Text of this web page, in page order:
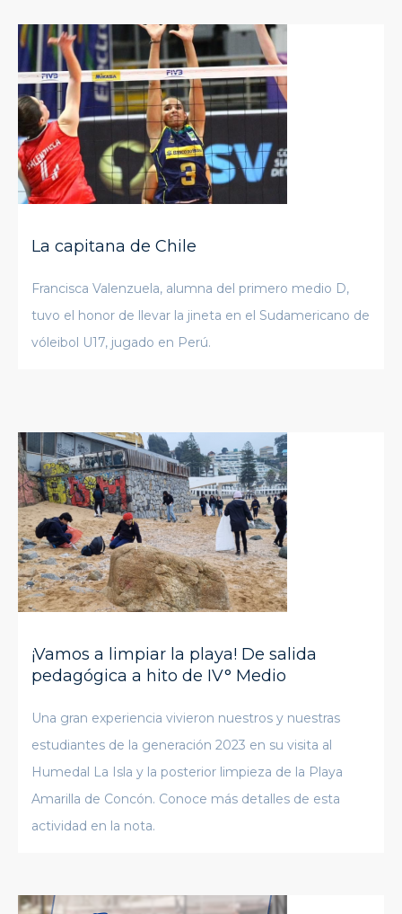
La capitana de Chile
Francisca Valenzuela, alumna del primero medio D,
tuvo el honor de llevar la jineta en el Sudamericano de
vóleibol U17, jugado en Perú.
¡Vamos a limpiar la playa! De salida
pedagógica a hito de IV° Medio
Una gran experiencia vivieron nuestros y nuestras
estudiantes de la generación 2023 en su visita al
Humedal La Isla y la posterior limpieza de la Playa
Amarilla de Concón. Conoce más detalles de esta
actividad en la nota.